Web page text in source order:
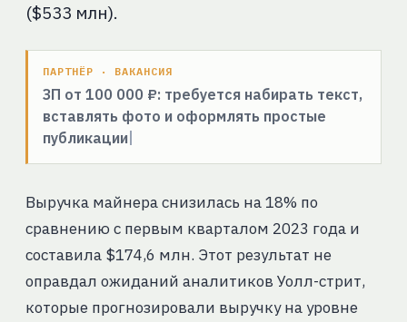
($533 млн).
ПАРТНЁР · ВАКАНСИЯ
ЗП от 100 000 ₽: требуется набирать текст,
вставлять фото и оформлять простые
публикации
Выручка майнера снизилась на 18% по
сравнению с первым кварталом 2023 года и
составила $174,6 млн. Этот результат не
оправдал ожиданий аналитиков Уолл-стрит,
которые прогнозировали выручку на уровне